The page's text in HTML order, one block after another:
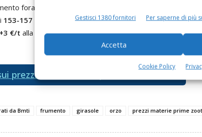
Gestisci 1380 fornitori Per saperne di più
Accetta
Cookie Policy
foraggero. Alla Borsa merci di Roma l’
153-157 €/t
(franco partenza). Come detto, prezzi in
+3 €/t alla Borsa merci di Bologna), in linea con la tendenza
prezzi delle materie prime zootecniche
da Bmti frumento girasole orzo prezzi materie prime